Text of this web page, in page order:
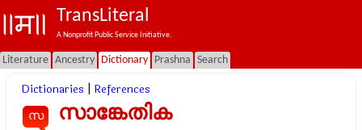
TransLiteral
A Nonprofit Public Service Initiative.
Literature Ancestry Dictionary Prashna Search
Dictionaries References
സ സാങ്കേതിക